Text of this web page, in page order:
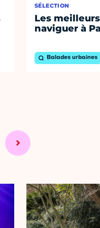
SÉLECTION
Les
naviguer à
Balades urbaines